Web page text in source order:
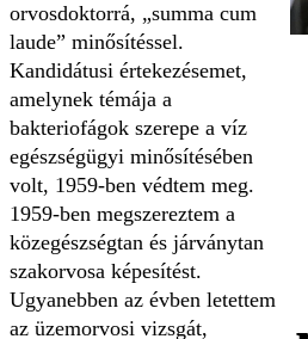
orvosdoktorrá, „summa cum
laude” minősítéssel.
Kandidátusi értekezésemet,
amelynek témája a
bakteriofágok szerepe a víz
egészségügyi minősítésében
volt, 1959-ben védtem meg.
1959-ben megszereztem a
közegészségtan és járványtan
szakorvosa képesítést.
Ugyanebben az évben letettem
az üzemorvosi vizsgát,